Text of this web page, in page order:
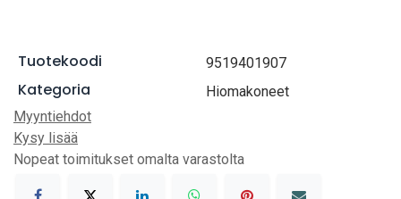
Tuotekoodi 9519401907
Kategoria
Hiomakoneet
Myyntiehdot
Kysy lisää
Nopeat toimitukset omalta varastolta